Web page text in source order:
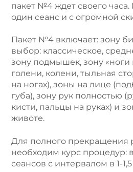
пакет №4 ждет своего часа.
один сеанс и с огромной
Пакет №4 включает: зону
выбор: классическое,
зону подмышек, зону «ноги
голени, колени, тыльная
на ногах), зоны на лице
губа), зону рук полностью
кисти, пальцы на руках) и
животе.
Для полного прекращения
необходим курс процедур:
сеансов с интервалом в 1-